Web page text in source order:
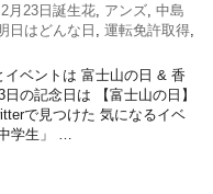
2月23日誕生花 アンズ 中島
日はどんな日 運転免許取得
ベントは 富士山の日 & 香
の記念日は 【富士山の日】
で見つけた 気になるイベ
学生」 …